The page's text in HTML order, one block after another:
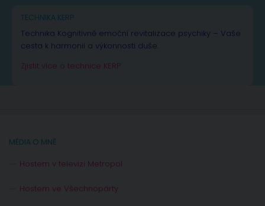
TECHNIKA KERP
Technika Kognitivně emoční revitalizace psychiky – Vaše
cesta k harmonii a výkonnosti duše.
Zjistit více o technice KERP
MÉDIA O MNĚ
Hostem v televizi Metropol
Hostem ve Všechnopárty